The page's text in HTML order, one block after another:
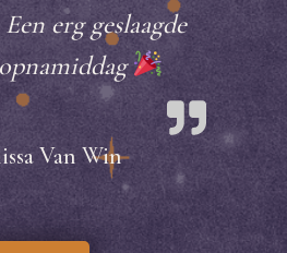
erg geslaagde
Van Win